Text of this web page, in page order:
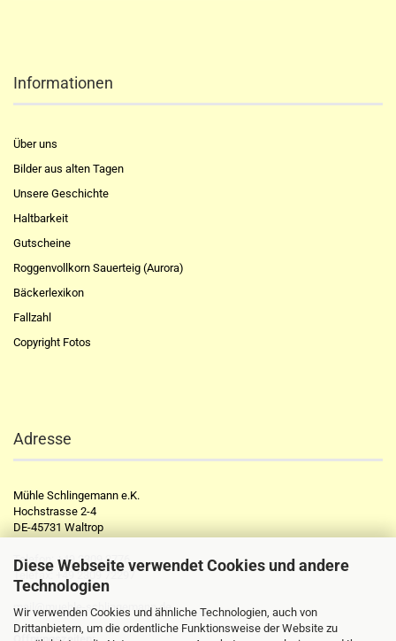
Diese Webseite verwendet Cookies und andere
Technologien
Wir verwenden Cookies und ähnliche Technologien, auch von
Drittanbietern, um die ordentliche Funktionsweise der Website zu
Informationen
Über uns
Bilder aus alten Tagen
Unsere Geschichte
Haltbarkeit
Gutscheine
Roggenvollkorn Sauerteig (Aurora)
Bäckerlexikon
Fallzahl
Copyright Fotos
Adresse
Mühle Schlingemann e.K.
Hochstrasse 2-4
DE-45731 Waltrop
Telefon: +49 2309 2776
Telefax: +49 2309 72297
mail@muehle-schlingemann.de